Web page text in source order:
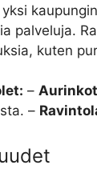
palveluja.
kuten
–
–